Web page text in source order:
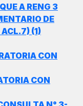
A RENG 3
DE
(1)
CON
CON